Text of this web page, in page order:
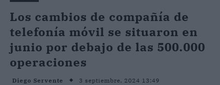
Los cambios de compañía de
telefonía móvil se situaron en
junio por debajo de las 500.000
operaciones
Diego Servente 3 septiembre, 2024 13:49